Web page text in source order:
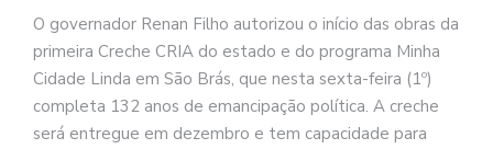
O governador Renan Filho autorizou o início das obras da
primeira Creche CRIA do estado e do programa Minha
Cidade Linda em São Brás, que nesta sexta-feira (1º)
completa 132 anos de emancipação política. A creche
será entregue em dezembro e tem capacidade para